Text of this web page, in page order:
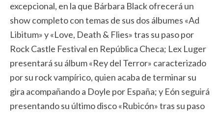
excepcional, en la que Bárbara Black ofrecerá un
show completo con temas de sus dos álbumes «Ad
Libitum» y «Love, Death & Flies» tras su paso por
Rock Castle Festival en República Checa; Lex Luger
presentará su álbum «Rey del Terror» caracterizado
por su rock vampírico, quien acaba de terminar su
gira acompañando a Doyle por España; y Eón seguirá
presentando su último disco «Rubicón» tras su paso